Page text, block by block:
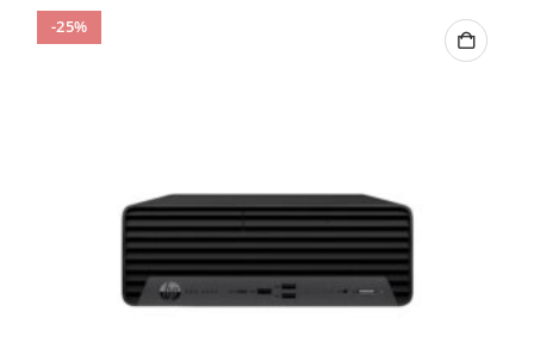
-25%